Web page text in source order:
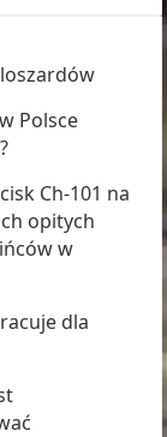
Polsce
Ch-101 na
opitych
w
dla